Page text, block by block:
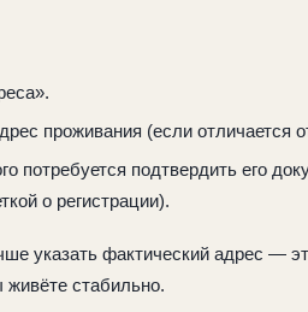
проживания (если отличается
потребуется подтвердить его
о регистрации).
указать фактический адрес —
живёте стабильно.